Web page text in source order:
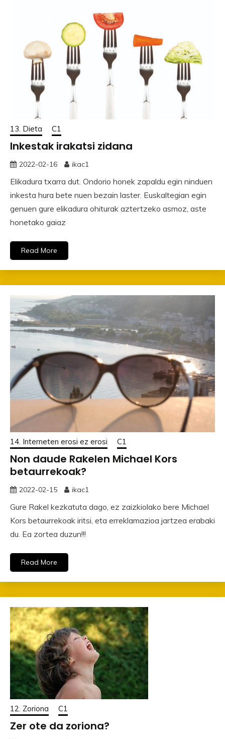
13. Dieta C1
Inkestak irakatsi zidana
2022-02-16 ikac1
Elikadura txarra dut. Ondorio honek zapaldu egin ninduen
inkesta hura bete nuen bezain laster. Euskaltegian egin
genuen gure elikadura ohiturak aztertzeko asmoz, aste
honetako gaiaz
Read More
14. Interneten erosi ez erosi C1
Non daude Rakelen Michael Kors
betaurrekoak?
2022-02-15 ikac1
Gure Rakel kezkatuta dago, ez zaizkiolako bere Michael
Kors betaurrekoak iritsi, eta erreklamazioa jartzea erabaki
du. Ea zortea duzun!!!
Read More
12. Zoriona C1
Zer ote da zoriona?